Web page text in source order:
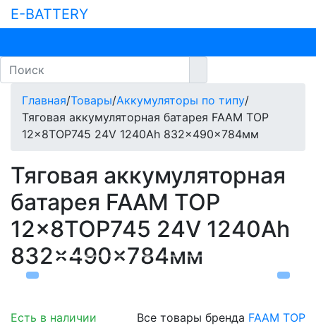
E-BATTERY
Главная/Товары/Аккумуляторы по типу/
Тяговая аккумуляторная батарея FAAM TOP
12x8TOP745 24V 1240Ah 832x490x784мм
Тяговая аккумуляторная
батарея FAAM TOP
12x8TOP745 24V 1240Ah
832x490x784мм
Есть в наличии Все товары бренда FAAM TOP